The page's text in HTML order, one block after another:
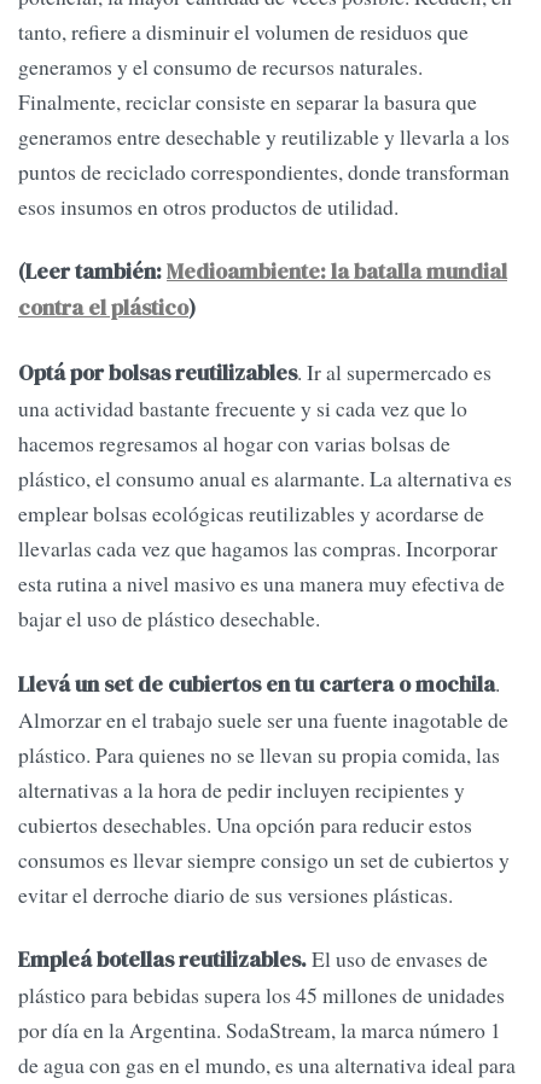
tanto, refiere a disminuir el volumen de residuos que
generamos y el consumo de recursos naturales.
Finalmente, reciclar consiste en separar la basura que
generamos entre desechable y reutilizable y llevarla a los
puntos de reciclado correspondientes, donde transforman
esos insumos en otros productos de utilidad.
(Leer también:Medioambiente: la batalla mundial
contra el plástico)
Optá por bolsas reutilizables. Ir al supermercado es
una actividad bastante frecuente y si cada vez que lo
hacemos regresamos al hogar con varias bolsas de
plástico, el consumo anual es alarmante. La alternativa es
emplear bolsas ecológicas reutilizables y acordarse de
llevarlas cada vez que hagamos las compras. Incorporar
esta rutina a nivel masivo es una manera muy efectiva de
bajar el uso de plástico desechable.
Llevá un set de cubiertos en tu cartera o mochila.
Almorzar en el trabajo suele ser una fuente inagotable de
plástico. Para quienes no se llevan su propia comida, las
alternativas a la hora de pedir incluyen recipientes y
cubiertos desechables. Una opción para reducir estos
consumos es llevar siempre consigo un set de cubiertos y
evitar el derroche diario de sus versiones plásticas.
Empleá botellas reutilizables.El uso de envases de
plástico para bebidas supera los 45 millones de unidades
por día en la Argentina. SodaStream, la marca número 1
de agua con gas en el mundo, es una alternativa ideal para